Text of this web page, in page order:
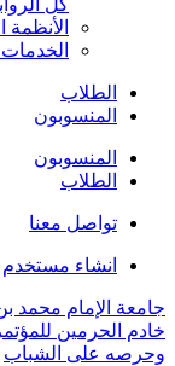
كل
الأنظمة
الطلاب
المنسوبون
المنسوبون
الطلاب
تواصل معنا
انشاء مستخدم
جامعة الإمام محمد
خادم الحرمين
وحرصه على الشباب